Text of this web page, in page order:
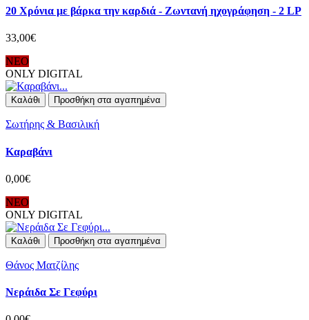
20 Χρόνια με βάρκα την καρδιά - Ζωντανή ηχογράφηση - 2 LP
33,00€
ΝΕΟ
ONLY DIGITAL
Καλάθι Προσθήκη στα αγαπημένα
Σωτήρης & Βασιλική
Καραβάνι
0,00€
ΝΕΟ
ONLY DIGITAL
Καλάθι Προσθήκη στα αγαπημένα
Θάνος Ματζίλης
Νεράιδα Σε Γεφύρι